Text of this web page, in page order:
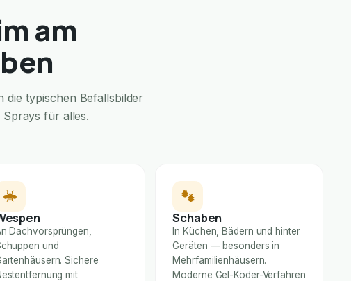
am
typischen Befallsbilder
für alles.
Dachvorsprüngen,
und
Sichere
mit
Schaben
In Küchen, Bädern und hinter
Geräten — besonders in
Mehrfamilienhäusern.
Moderne Gel-Köder-Verfahren